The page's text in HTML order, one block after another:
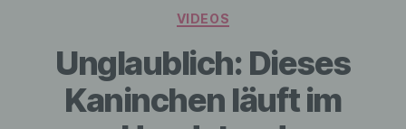
Kategorien
VIDEOS
Unglaublich: Dieses
Kaninchen läuft im
ihre künftige Verarbeitung einzuschränken.
e) Profiling